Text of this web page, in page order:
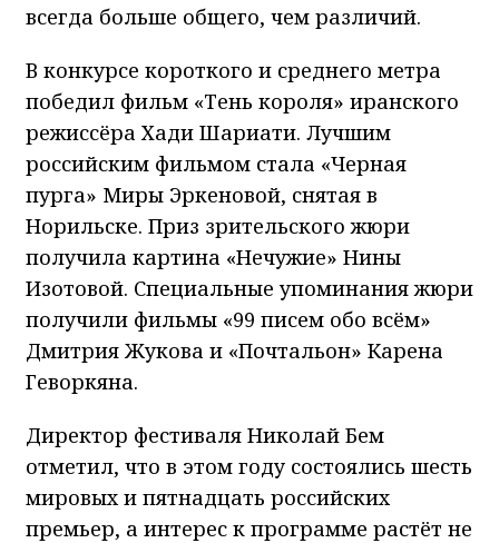
всегда больше общего, чем различий.
В конкурсе короткого и среднего метра
победил фильм «Тень короля» иранского
режиссёра Хади Шариати. Лучшим
российским фильмом стала «Черная
пурга» Миры Эркеновой, снятая в
Норильске. Приз зрительского жюри
получила картина «Нечужие» Нины
Изотовой. Специальные упоминания жюри
получили фильмы «99 писем обо всём»
Дмитрия Жукова и «Почтальон» Карена
Геворкяна.
Директор фестиваля Николай Бем
отметил, что в этом году состоялись шесть
мировых и пятнадцать российских
премьер, а интерес к программе растёт не